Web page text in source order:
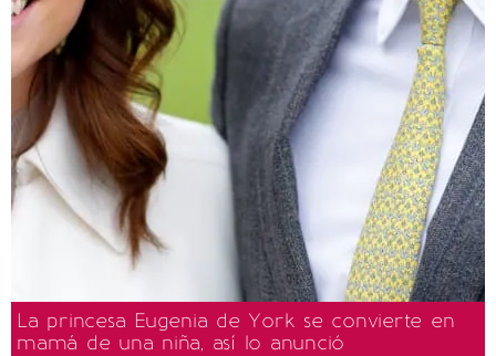
La princesa Eugenia de York se convierte en
mamá de una niña, así lo anunció